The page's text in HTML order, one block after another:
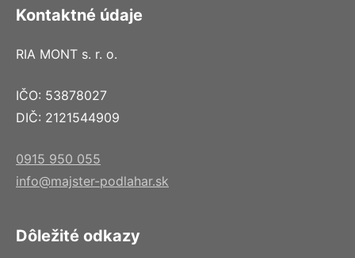
Kontaktné údaje
RIA MONT s. r. o.
IČO: 53878027
DIČ: 2121544909
0915 950 055
info@majster-podlahar.sk
Dôležité odkazy